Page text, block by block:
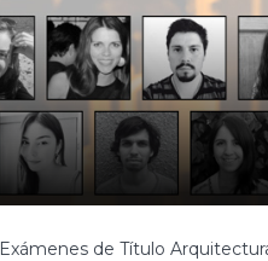
Exámenes de Título